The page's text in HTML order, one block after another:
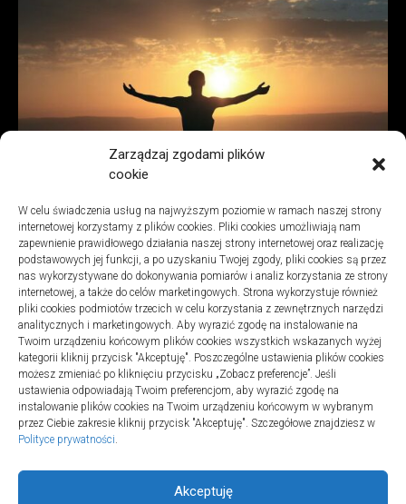
Zarządzaj zgodami plików
cookie
W celu świadczenia usług na najwyższym poziomie w ramach naszej strony
internetowej korzystamy z plików cookies. Pliki cookies umożliwiają nam
zapewnienie prawidłowego działania naszej strony internetowej oraz realizację
podstawowych jej funkcji, a po uzyskaniu Twojej zgody, pliki cookies są przez
nas wykorzystywane do dokonywania pomiarów i analiz korzystania ze strony
internetowej, a także do celów marketingowych. Strona wykorzystuje również
pliki cookies podmiotów trzecich w celu korzystania z zewnętrznych narzędzi
analitycznych i marketingowych. Aby wyrazić zgodę na instalowanie na
Twoim urządzeniu końcowym plików cookies wszystkich wskazanych wyżej
kategorii kliknij przycisk "Akceptuję". Poszczególne ustawienia plików cookies
możesz zmieniać po kliknięciu przycisku „Zobacz preferencje”. Jeśli
ustawienia odpowiadają Twoim preferencjom, aby wyrazić zgodę na
instalowanie plików cookies na Twoim urządzeniu końcowym w wybranym
przez Ciebie zakresie kliknij przycisk "Akceptuję". Szczegółowe znajdziesz w
Polityce prywatności.
Akceptuję
Jak działają psychodeliki – poznaj najistotniejsze informacje?
15 marca 2023
Polityka plików cookies (EU) |Polityka prywatności